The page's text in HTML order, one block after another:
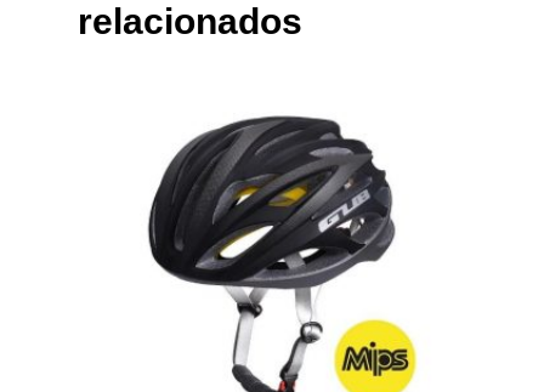
relacionados